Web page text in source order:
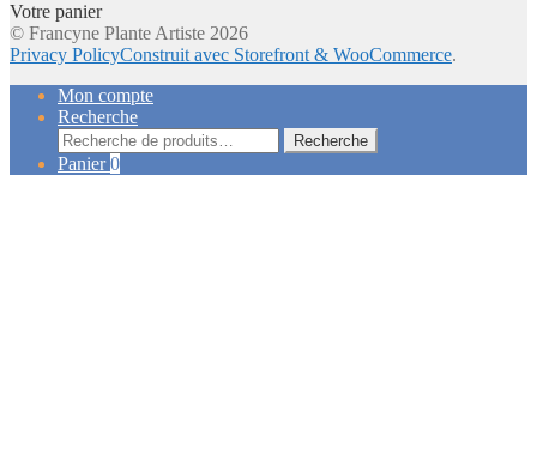
Votre panier
© Francyne Plante Artiste 2026
Privacy PolicyConstruit avec Storefront & WooCommerce.
Mon compte
Recherche
Recherche
pour :
Recherche
Panier0